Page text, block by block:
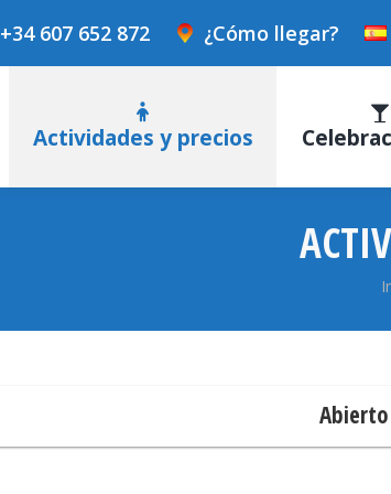
+34 607 652 872 ¿Cómo llegar?
Actividades y precios